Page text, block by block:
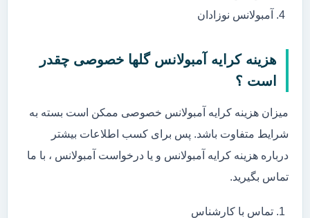
آمبولانس نوزادان
هزینه کرایه آمبولانس گلها خصوصی چقدر
است ؟
میزان هزینه کرایه آمبولانس خصوصی ممکن است بسته به
شرایط متفاوت باشد. پس برای کسب اطلاعات بیشتر
درباره هزینه کرایه آمبولانس و یا درخواست آمبولانس ، با ما
تماس بگیرید.
تماس با کارشناس